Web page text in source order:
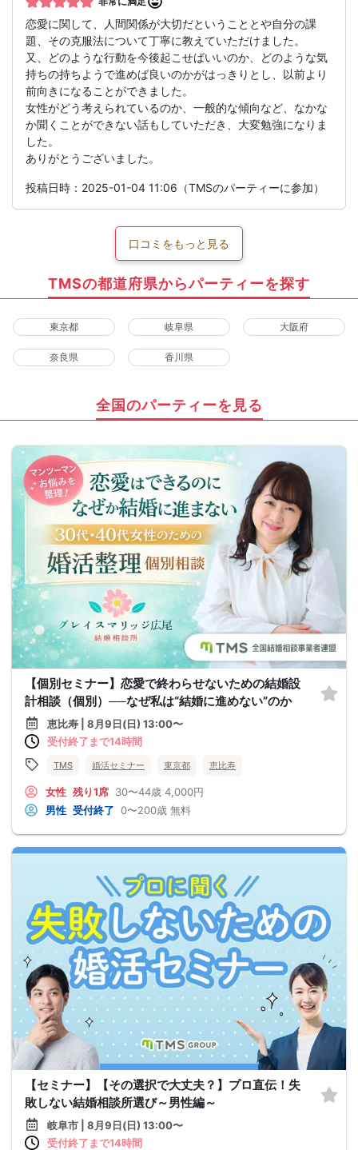
恋愛に関して、人間関係が大切だということとや自分の課
題、その克服法について丁寧に教えていただけました。
又、どのような行動を今後起こせばいいのか、どのような気
持ちの持ちようで進めば良いのかがはっきりとし、以前より
前向きになることができました。
女性がどう考えられているのか、一般的な傾向など、なかな
か聞くことができない話もしていただき、大変勉強になりま
した。
ありがとうございました。
投稿日時：2025-01-04 11:06（TMSのパーティーに参加）
口コミをもっと見る
TMSの都道府県からパーティーを探す
東京都 岐阜県 大阪府
奈良県 香川県
全国のパーティーを見る
【個別セミナー】恋愛で終わらせないための結婚設
計相談（個別）──なぜ私は“結婚に進めない”のか
恵比寿 | 8月9日(日) 13:00〜
受付終了まで14時間
TMS 婚活セミナー 東京都 恵比寿
女性 残り1席 30〜44歳 4,000円
男性 受付終了 0〜200歳 無料
【セミナー】【その選択で大丈夫？】プロ直伝！失
敗しない結婚相談所選び～男性編～
岐阜市 | 8月9日(日) 13:00〜
受付終了まで14時間